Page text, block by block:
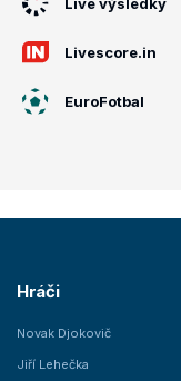
Livescore.in
EuroFotbal
Hráči
Novak Djokovič
Jiří Lehečka